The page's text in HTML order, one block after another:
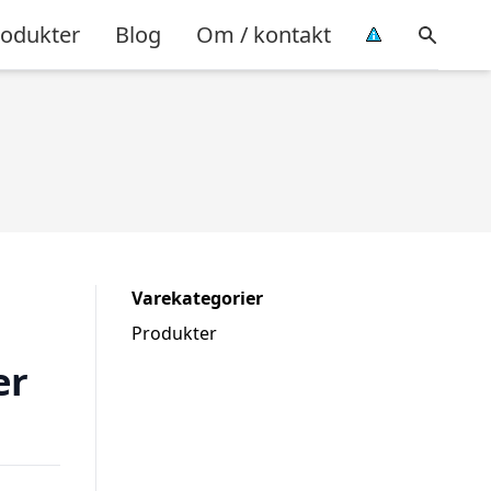
Blog Om / kontakt
Varekategorier
Produkter